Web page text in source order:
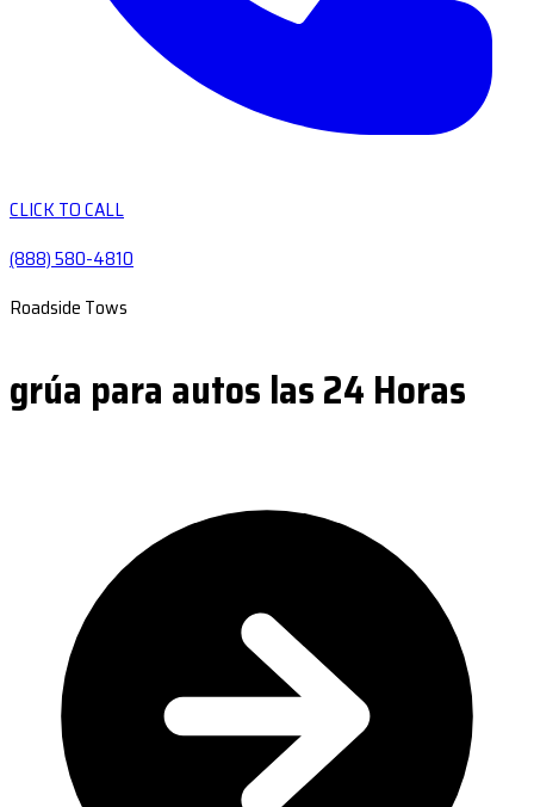
CLICK TO CALL
(888) 580-4810
Roadside Tows
grúa para autos las 24 Horas